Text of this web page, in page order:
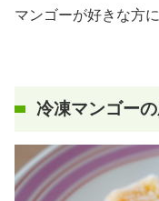
マンゴーが好きな方
冷凍マンゴーの